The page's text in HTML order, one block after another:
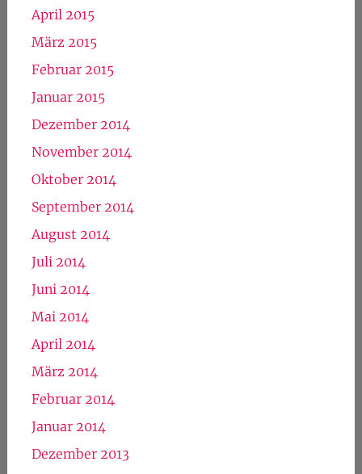
April 2015
März 2015
Februar 2015
Januar 2015
Dezember 2014
November 2014
Oktober 2014
September 2014
August 2014
Juli 2014
Juni 2014
Mai 2014
April 2014
März 2014
Februar 2014
Januar 2014
Dezember 2013